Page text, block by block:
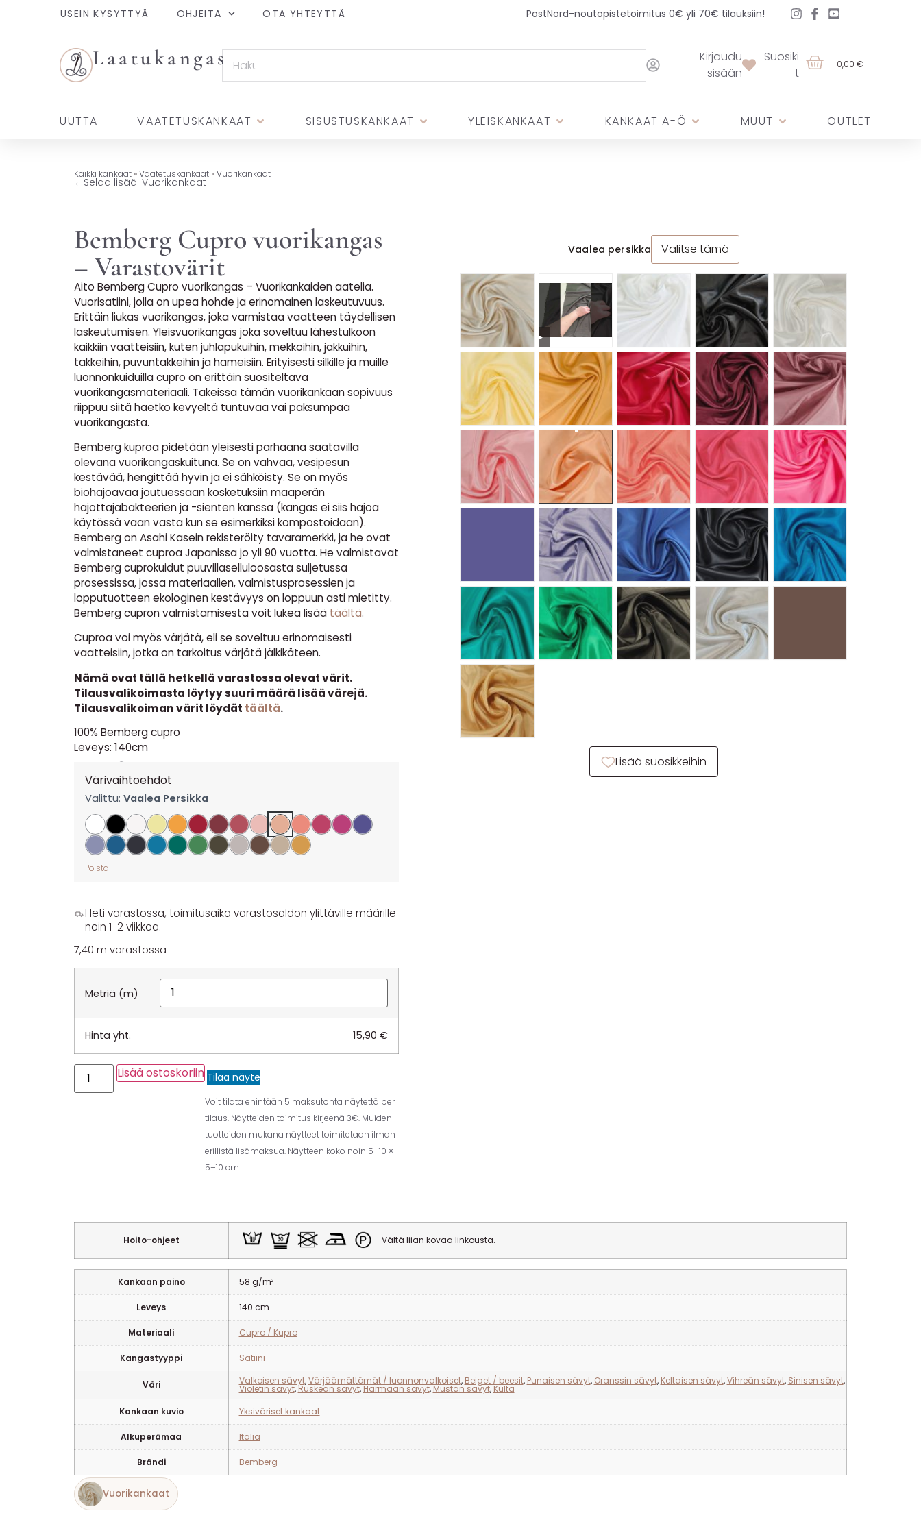
USEIN KYSYTTYÄ OHJEITA OTA YHTEYTTÄ PostNord-noutopistetoimitus 0€ yli 70€ tilauksiin!
Laatukangas
Kirjaudu
sisään
Suosiki
t
0,00 €
UUTTA VAATETUSKANKAAT SISUSTUSKANKAAT YLEISKANKAAT KANKAAT A-Ö MUUT OUTLET
Kaikki kankaat»Vaatetuskankaat»Vuorikankaat
←Selaa lisää: Vuorikankaat
Bemberg Cupro vuorikangas
– Varastovärit
Aito Bemberg Cupro vuorikangas – Vuorikankaiden aatelia.
Vuorisatiini, jolla on upea hohde ja erinomainen laskeutuvuus.
Erittäin liukas vuorikangas, joka varmistaa vaatteen täydellisen
laskeutumisen. Yleisvuorikangas joka soveltuu lähestulkoon
kaikkiin vaatteisiin, kuten juhlapukuihin, mekkoihin, jakkuihin,
takkeihin, puvuntakkeihin ja hameisiin. Erityisesti silkille ja muille
luonnonkuiduilla cupro on erittäin suositeltava
vuorikangasmateriaali. Takeissa tämän vuorikankaan sopivuus
riippuu siitä haetko kevyeltä tuntuvaa vai paksumpaa
vuorikangasta.
Bemberg kuproa pidetään yleisesti parhaana saatavilla
olevana vuorikangaskuituna. Se on vahvaa, vesipesun
kestävää, hengittää hyvin ja ei sähköisty. Se on myös
biohajoavaa joutuessaan kosketuksiin maaperän
hajottajabakteerien ja -sienten kanssa (kangas ei siis hajoa
käytössä vaan vasta kun se esimerkiksi kompostoidaan).
Bemberg on Asahi Kasein rekisteröity tavaramerkki, ja he ovat
valmistaneet cuproa Japanissa jo yli 90 vuotta. He valmistavat
Bemberg cuprokuidut puuvillaselluloosasta suljetussa
prosessissa, jossa materiaalien, valmistusprosessien ja
lopputuotteen ekologinen kestävyys on loppuun asti mietitty.
Bemberg cupron valmistamisesta voit lukea lisää täältä.
Cuproa voi myös värjätä, eli se soveltuu erinomaisesti
vaatteisiin, jotka on tarkoitus värjätä jälkikäteen.
Nämä ovat tällä hetkellä varastossa olevat värit.
Tilausvalikoimasta löytyy suuri määrä lisää värejä.
Tilausvalikoiman värit löydät täältä.
100% Bemberg cupro
Leveys: 140cm
€
Värivaihtoehdot
Valittu:Vaalea Persikka
Poista
Heti varastossa, toimitusaika varastosaldon ylittäville määrille
noin 1-2 viikkoa.
7,40 m varastossa
Metriä (m)
Hinta yht. 15,90 €
Lisää ostoskoriin Tilaa näyte
Voit tilata enintään 5 maksutonta näytettä per
tilaus. Näytteiden toimitus kirjeenä 3€. Muiden
tuotteiden mukana näytteet toimitetaan ilman
erillistä lisämaksua. Näytteen koko noin 5–10 ×
5–10 cm.
Vaalea persikka Valitse tämä
▶
Lisää suosikkeihin
Hoito-ohjeet Vältä liian kovaa linkousta.
Kankaan paino 58 g/m²
Leveys 140 cm
Materiaali Cupro / Kupro
Kangastyyppi Satiini
Väri Valkoisen sävyt,Värjäämättömät / luonnonvalkoiset, Beiget / beesit, Punaisen sävyt, Oranssin sävyt, Keltaisen sävyt,Vihreän sävyt, Sinisen sävyt,
Violetin sävyt,Ruskean sävyt,Harmaan sävyt,Mustan sävyt,Kulta
Kankaan kuvio
Yksiväriset kankaat
Alkuperämaa Italia
Brändi Bemberg
Vuorikankaat